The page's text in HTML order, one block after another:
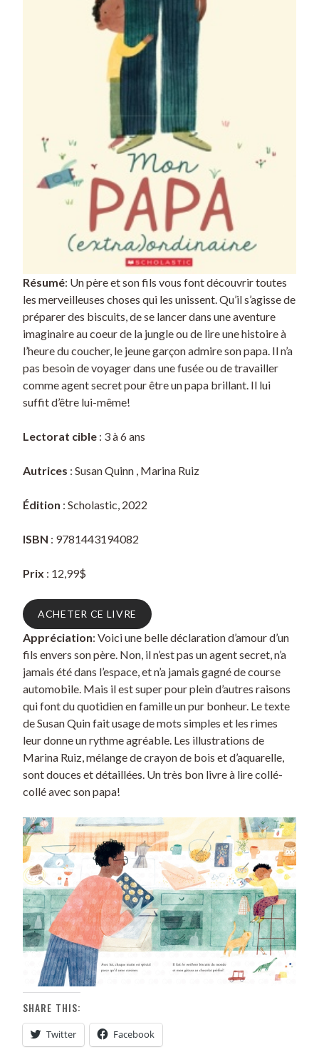
i
k
r
a
Résumé: Un père et son fils vous font découvrir toutes
les merveilleuses choses qui les unissent. Qu’il s’agisse de
préparer des biscuits, de se lancer dans une aventure
imaginaire au coeur de la jungle ou de lire une histoire à
l’heure du coucher, le jeune garçon admire son papa. Il n’a
pas besoin de voyager dans une fusée ou de travailler
comme agent secret pour être un papa brillant. Il lui
suffit d’être lui-même!
Lectorat cible : 3 à 6 ans
Autrices : Susan Quinn , Marina Ruiz
Édition : Scholastic, 2022
ISBN : 9781443194082
Prix : 12,99$
ACHETER CE LIVRE
Appréciation: Voici une belle déclaration d’amour d’un
fils envers son père. Non, il n’est pas un agent secret, n’a
jamais été dans l’espace, et n’a jamais gagné de course
automobile. Mais il est super pour plein d’autres raisons
qui font du quotidien en famille un pur bonheur. Le texte
de Susan Quin fait usage de mots simples et les rimes
leur donne un rythme agréable. Les illustrations de
Marina Ruiz, mélange de crayon de bois et d’aquarelle,
sont douces et détaillées. Un très bon livre à lire collé-
collé avec son papa!
SHARE THIS:
Twitter Facebook